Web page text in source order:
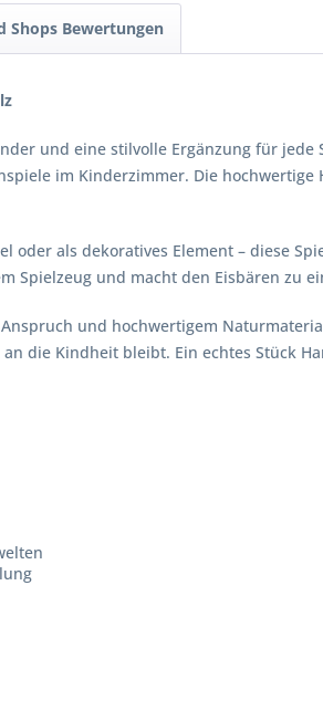
Shops Bewertungen
und eine stilvolle Ergänzung für
im Kinderzimmer. Die
oder als dekoratives Element – diese
Spielzeug und macht den Eisbären zu
und hochwertigem
die Kindheit bleibt. Ein echtes Stück